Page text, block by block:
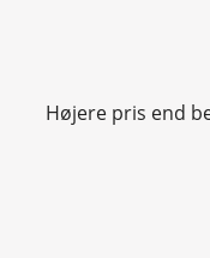
Højere pris end